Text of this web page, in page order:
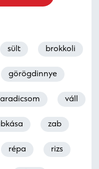
sült brokkoli
görögdinnye
váll
zab
répa rizs